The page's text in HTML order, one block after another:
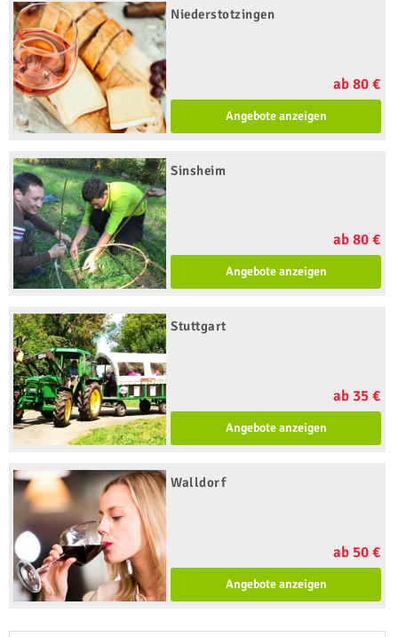
Niederstotzingen
ab 80 €
Angebote anzeigen
Sinsheim
ab 80 €
Angebote anzeigen
Stuttgart
ab 35 €
Angebote anzeigen
Walldorf
ab 50 €
Angebote anzeigen